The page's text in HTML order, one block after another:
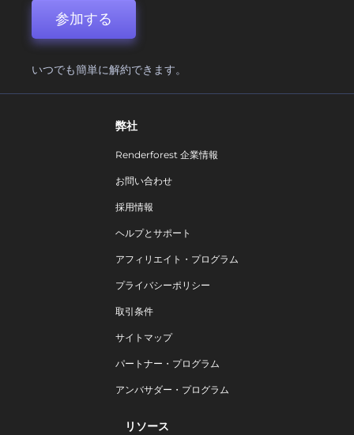
参加する
いつでも簡単に解約できます。
弊社
Renderforest 企業情報
お問い合わせ
採用情報
ヘルプとサポート
アフィリエイト・プログラム
プライバシーポリシー
取引条件
サイトマップ
パートナー・プログラム
アンバサダー・プログラム
リソース